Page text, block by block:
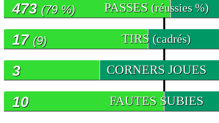
PASSES (réussies %)
473 (79 %)
TIRS (cadrés)
17 (9)
CORNERS JOUES
3
FAUTES SUBIES
10